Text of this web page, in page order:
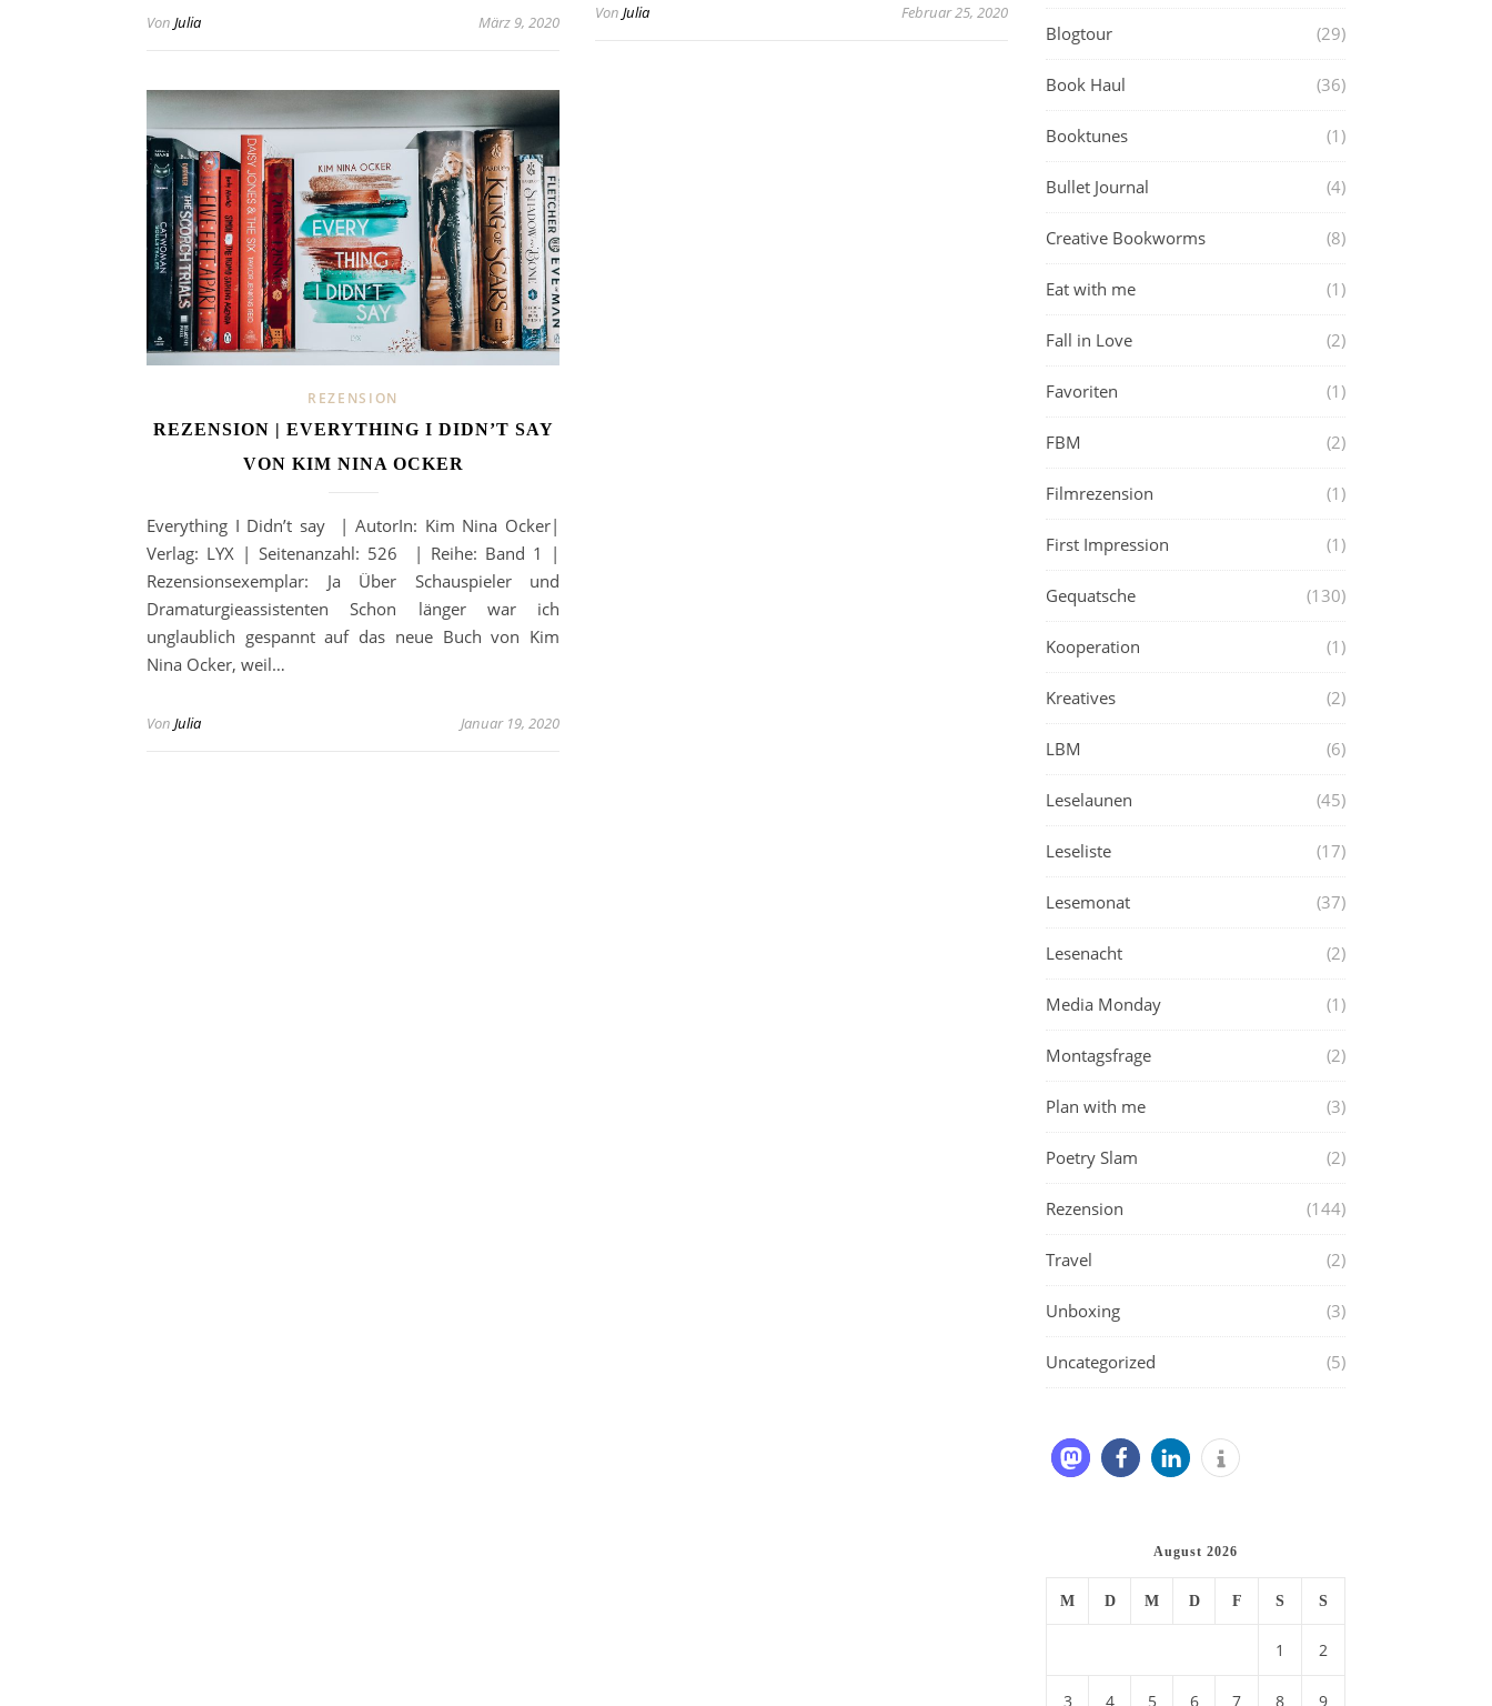
Von Julia März 9, 2020
Von Julia Februar 25, 2020
REZENSION
REZENSION | EVERYTHING I DIDN’T SAY
VON KIM NINA OCKER
Everything I Didn’t say | AutorIn: Kim Nina Ocker|
Verlag: LYX | Seitenanzahl: 526 | Reihe: Band 1 |
Rezensionsexemplar: Ja Über Schauspieler und
Dramaturgieassistenten Schon länger war ich
unglaublich gespannt auf das neue Buch von Kim
Nina Ocker, weil…
Von Julia Januar 19, 2020
Blogtour (29)
Book Haul (36)
Booktunes (1)
Bullet Journal (4)
Creative Bookworms (8)
Eat with me (1)
Fall in Love (2)
Favoriten (1)
FBM (2)
Filmrezension (1)
First Impression (1)
Gequatsche (130)
Kooperation (1)
Kreatives (2)
LBM (6)
Leselaunen (45)
Leseliste (17)
Lesemonat (37)
Lesenacht (2)
Media Monday (1)
Montagsfrage (2)
Plan with me (3)
Poetry Slam (2)
Rezension (144)
Travel (2)
Unboxing (3)
Uncategorized (5)
August 2026
M D M D F S S
1 2
3 4 5 6 7 8 9